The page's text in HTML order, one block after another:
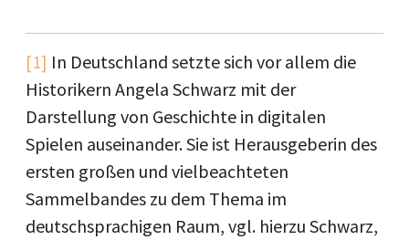
[1] In Deutschland setzte sich vor allem die
Historikern Angela Schwarz mit der
Darstellung von Geschichte in digitalen
Spielen auseinander. Sie ist Herausgeberin des
ersten großen und vielbeachteten
Sammelbandes zu dem Thema im
deutschsprachigen Raum, vgl. hierzu Schwarz,